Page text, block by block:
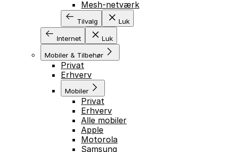
Mesh-netværk
Tilvalg Luk
Internet Luk
Mobiler & Tilbehør
Privat
Erhverv
Mobiler
Privat
Erhverv
Alle mobiler
Apple
Motorola
Samsung